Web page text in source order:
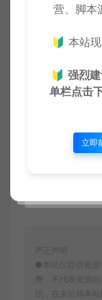
目前，最火的
常好的现金流
口过了就赚不
钱，这是一个
收益，同时也
/:
●本站仅提供资源
费，不代表资源
织，在未征得本
营、脚本
🔰 本站
🔰强烈
单栏点击
立即